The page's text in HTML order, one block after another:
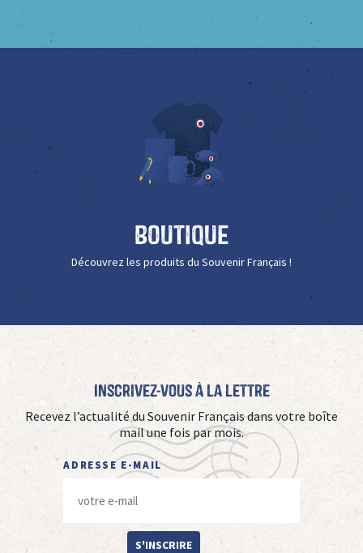
Boutique
Découvrez les produits du Souvenir Français !
Inscrivez-vous à La Lettre
Recevez l’actualité du Souvenir Français dans votre boîte
mail une fois par mois.
ADRESSE E-MAIL
S'INSCRIRE